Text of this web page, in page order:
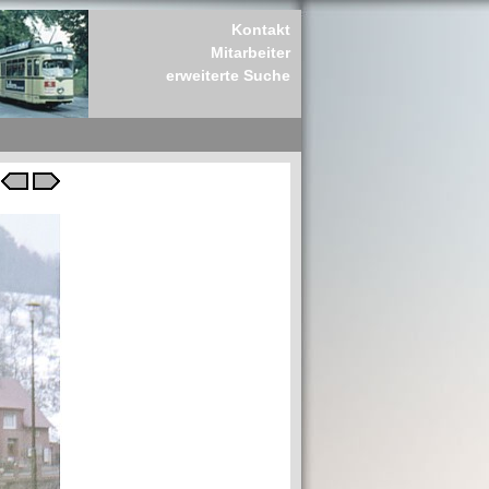
Kontakt
Mitarbeiter
erweiterte Suche